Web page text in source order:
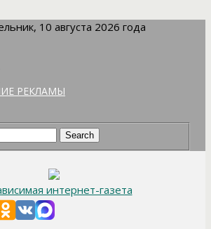
10 августа 2026 года
РЕКЛАМЫ
интернет-газета